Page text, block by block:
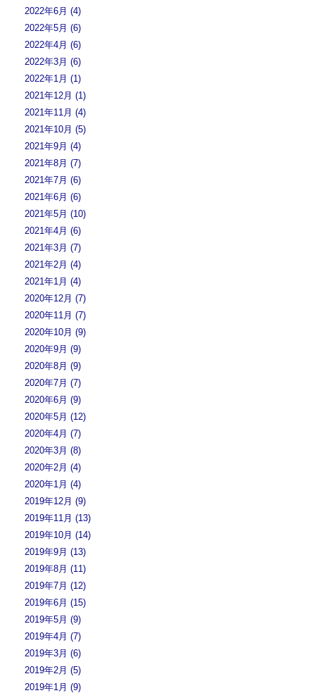
2022年6月 (4)
2022年5月 (6)
2022年4月 (6)
2022年3月 (6)
2022年1月 (1)
2021年12月 (1)
2021年11月 (4)
2021年10月 (5)
2021年9月 (4)
2021年8月 (7)
2021年7月 (6)
2021年6月 (6)
2021年5月 (10)
2021年4月 (6)
2021年3月 (7)
2021年2月 (4)
2021年1月 (4)
2020年12月 (7)
2020年11月 (7)
2020年10月 (9)
2020年9月 (9)
2020年8月 (9)
2020年7月 (7)
2020年6月 (9)
2020年5月 (12)
2020年4月 (7)
2020年3月 (8)
2020年2月 (4)
2020年1月 (4)
2019年12月 (9)
2019年11月 (13)
2019年10月 (14)
2019年9月 (13)
2019年8月 (11)
2019年7月 (12)
2019年6月 (15)
2019年5月 (9)
2019年4月 (7)
2019年3月 (6)
2019年2月 (5)
2019年1月 (9)